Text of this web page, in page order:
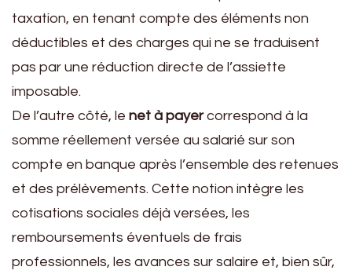
taxation, en tenant compte des éléments non
déductibles et des charges qui ne se traduisent
pas par une réduction directe de l’assiette
imposable.
De l’autre côté, le net à payercorrespond à la
somme réellement versée au salarié sur son
compte en banque après l’ensemble des retenues
et des prélèvements. Cette notion intègre les
cotisations sociales déjà versées, les
remboursements éventuels de frais
professionnels, les avances sur salaire et, bien sûr,